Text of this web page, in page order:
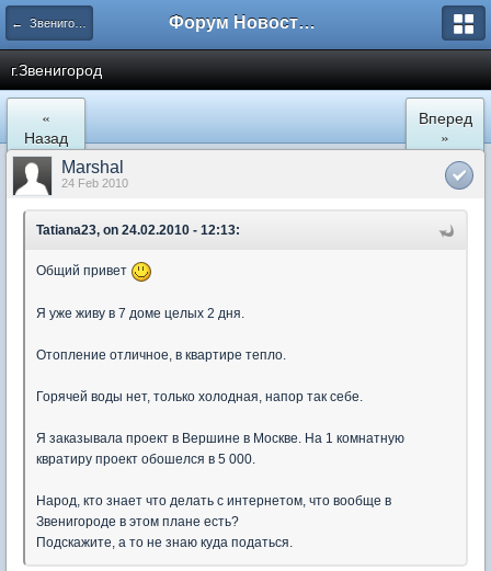
← Звенигород Форум Новостройки
г.Звенигород
«
Назад
Вперед
»
Marshal
24 Feb 2010
Tatiana23, on 24.02.2010 - 12:13:
Общий привет
Я уже живу в 7 доме целых 2 дня.
Отопление отличное, в квартире тепло.
Горячей воды нет, только холодная, напор так себе.
Я заказывала проект в Вершине в Москве. На 1 комнатную
квратиру проект обошелся в 5 000.
Народ, кто знает что делать с интернетом, что вообще в
Звенигороде в этом плане есть?
Подскажите, а то не знаю куда податься.